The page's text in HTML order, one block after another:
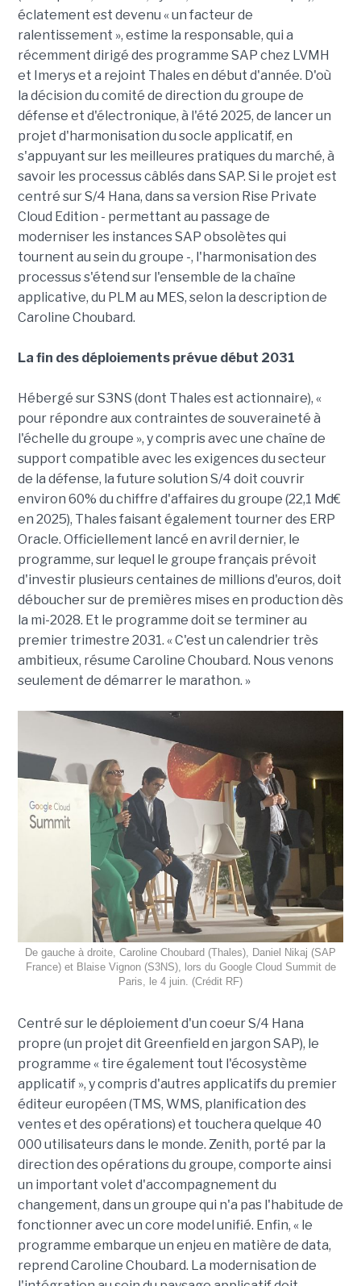
éclatement est devenu « un facteur de
ralentissement », estime la responsable, qui a
récemment dirigé des programme SAP chez LVMH
et Imerys et a rejoint Thales en début d'année. D'où
la décision du comité de direction du groupe de
défense et d'électronique, à l'été 2025, de lancer un
projet d'harmonisation du socle applicatif, en
s'appuyant sur les meilleures pratiques du marché, à
savoir les processus câblés dans SAP. Si le projet est
centré sur S/4 Hana, dans sa version Rise Private
Cloud Edition - permettant au passage de
moderniser les instances SAP obsolètes qui
tournent au sein du groupe -, l'harmonisation des
processus s'étend sur l'ensemble de la chaîne
applicative, du PLM au MES, selon la description de
Caroline Choubard.
La fin des déploiements prévue début 2031
Hébergé sur S3NS (dont Thales est actionnaire), «
pour répondre aux contraintes de souveraineté à
l'échelle du groupe », y compris avec une chaîne de
support compatible avec les exigences du secteur
de la défense, la future solution S/4 doit couvrir
environ 60% du chiffre d'affaires du groupe (22,1 Md€
en 2025), Thales faisant également tourner des ERP
Oracle. Officiellement lancé en avril dernier, le
programme, sur lequel le groupe français prévoit
d'investir plusieurs centaines de millions d'euros, doit
déboucher sur de premières mises en production dès
la mi-2028. Et le programme doit se terminer au
premier trimestre 2031. « C'est un calendrier très
ambitieux, résume Caroline Choubard. Nous venons
seulement de démarrer le marathon. »
De gauche à droite, Caroline Choubard (Thales), Daniel Nikaj (SAP
France) et Blaise Vignon (S3NS), lors du Google Cloud Summit de
Paris, le 4 juin. (Crédit RF)
Centré sur le déploiement d'un coeur S/4 Hana
propre (un projet dit Greenfield en jargon SAP), le
programme « tire également tout l'écosystème
applicatif », y compris d'autres applicatifs du premier
éditeur européen (TMS, WMS, planification des
ventes et des opérations) et touchera quelque 40
000 utilisateurs dans le monde. Zenith, porté par la
direction des opérations du groupe, comporte ainsi
un important volet d'accompagnement du
changement, dans un groupe qui n'a pas l'habitude de
fonctionner avec un core model unifié. Enfin, « le
programme embarque un enjeu en matière de data,
reprend Caroline Choubard. La modernisation de